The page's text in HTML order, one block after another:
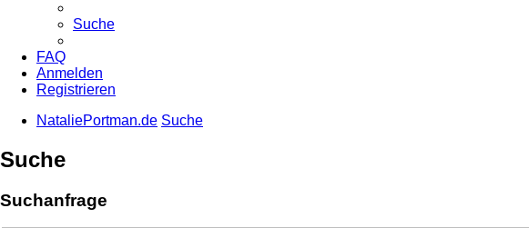
Suche
FAQ
Anmelden
Registrieren
NataliePortman.de Suche
Suche
Suchanfrage